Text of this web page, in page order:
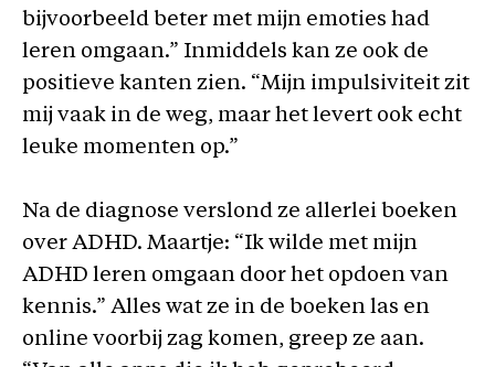
bijvoorbeeld beter met mijn emoties had
leren omgaan.” Inmiddels kan ze ook de
positieve kanten zien. “Mijn impulsiviteit zit
mij vaak in de weg, maar het levert ook echt
leuke momenten op.”
Na de diagnose verslond ze allerlei boeken
over ADHD. Maartje: “Ik wilde met mijn
ADHD leren omgaan door het opdoen van
kennis.” Alles wat ze in de boeken las en
online voorbij zag komen, greep ze aan.